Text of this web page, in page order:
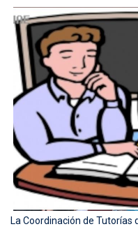
La Coordinación de Tutorías